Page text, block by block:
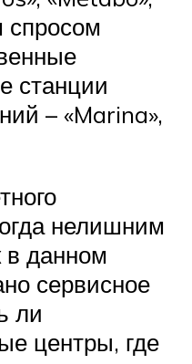
спросом
станции
– «Marina»,
нелишним
в данном
сервисное
ли
центры, где